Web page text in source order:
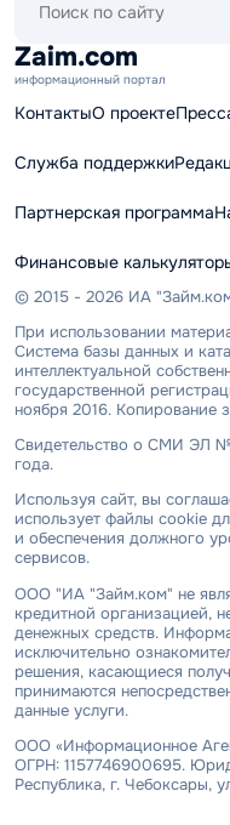
сайту
Zaim.com
информационный портал
КонтактыО проекте
Служба поддержки
Партнерская программа
Финансовые
© 2015 - 2026 ИА
При использовании
Система базы данных и
интеллектуальной
государственной
ноября 2016. Копирование
Свидетельство о СМИ ЭЛ
года.
Используя сайт, вы
использует файлы cookie
и обеспечения должного
сервисов.
ООО "ИА "Займ.ком" не
кредитной организацией,
денежных средств.
исключительно
решения, касающиеся
принимаются
данные услуги.
ООО «Информационное
ОГРН: 1157746900695.
Республика, г. Чебоксары,